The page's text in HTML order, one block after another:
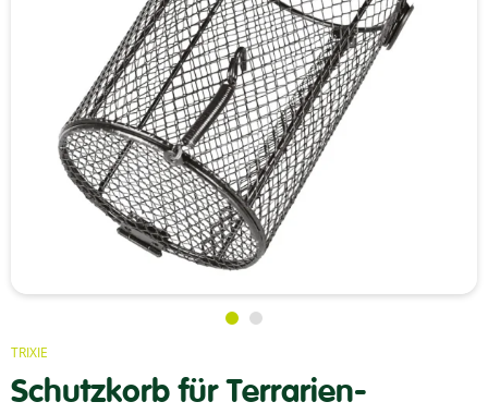
TRIXIE
Schutzkorb für Terrarien-